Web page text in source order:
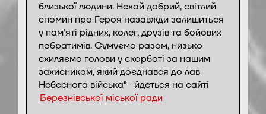
близької людини. Нехай добрий, світлий
спомин про Героя назавжди залишиться
у пам’яті рідних, колег, друзів та бойових
побратимів. Сумуємо разом, низько
схиляємо голови у скорботі за нашим
захисником, який доєднався до лав
Небесного війська”- йдеться на сайті
Березнівської міської ради